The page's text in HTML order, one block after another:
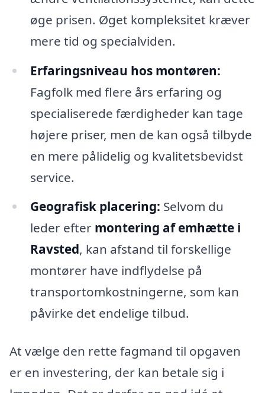
øge prisen. Øget kompleksitet kræver
mere tid og specialviden.
Erfaringsniveau hos montøren:
Fagfolk med flere års erfaring og
specialiserede færdigheder kan tage
højere priser, men de kan også tilbyde
en mere pålidelig og kvalitetsbevidst
service.
Geografisk placering: Selvom du
leder efter montering af emhætte i
Ravsted, kan afstand til forskellige
montører have indflydelse på
transportomkostningerne, som kan
påvirke det endelige tilbud.
At vælge den rette fagmand til opgaven
er en investering, der kan betale sig i